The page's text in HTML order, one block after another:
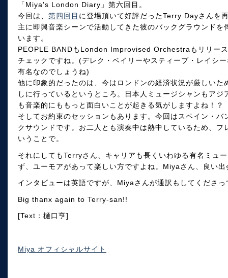
「Miya's London Diary」第六回目。
今回は、 第四回目 に登場頂いて好評だったTerry Dayさんを
主に即興音楽シーンで活動してきた彼のバックグラウンド
います。
PEOPLE BANDもLondon Improvised Orchestraもリリー
チェックですね。(デレク・ベイリーやスティーブ・レイシ
有名なのでしょうね)
他に印象的だったのは、今はロンドンの経済状況が厳しい
しに行っているというところ。日本人ミュージシャンもア
も音楽的にももっと面白いことが起きる気がしますよね！？
そしてお約束のセッションもあります。今回はスペイン・
クサウンドです。お二人とも演奏中は熱中しているため、
いうことで。
それにしてもTerryさん、キャリアも長くいわゆる有名ミュ
ず、ユーモアがあって楽しい方ですよね。Miyaさん、良い
インタビューは英語ですが、Miyaさんが通訳もしてくださ
Big thanx again to Terry-san!!
[Text：樋口亨]
Miya オフィシャルサイト